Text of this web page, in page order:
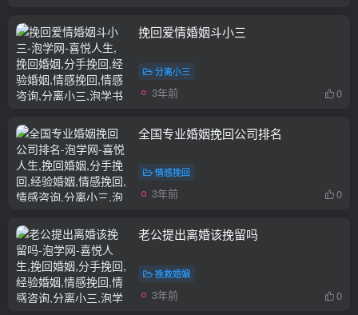
挽回爱情婚姻斗小三
分离小三
3年前 0
全国专业婚姻挽回公司排名
情感挽回
3年前 0
老公提出离婚该挽留吗
挽救婚姻
3年前 0